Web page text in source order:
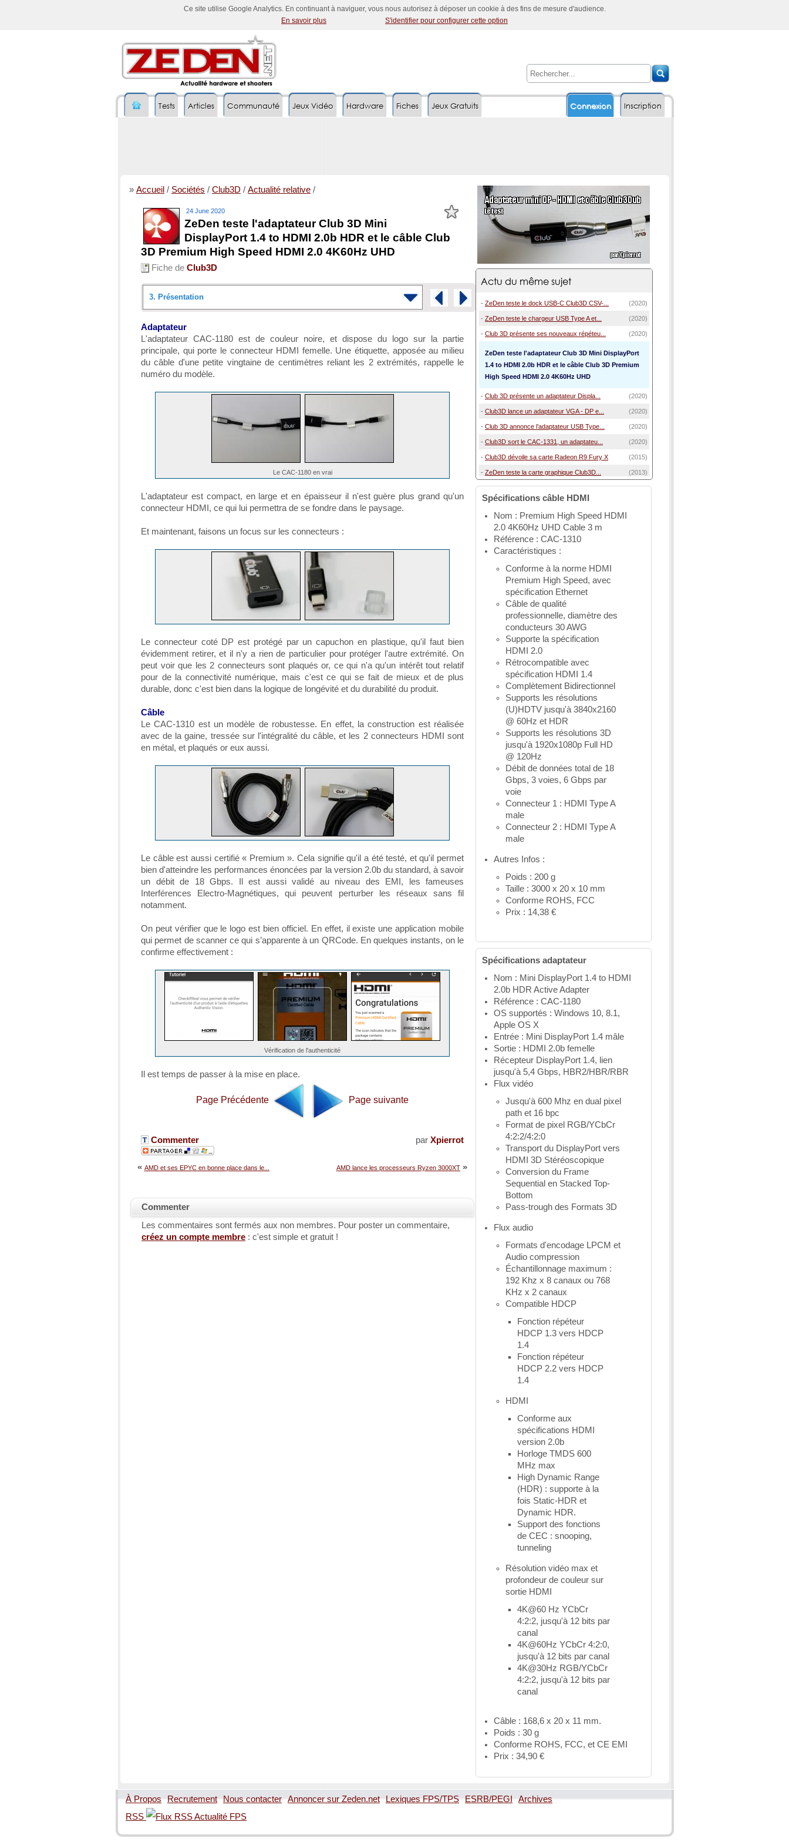
Ce site utilise Google Analytics. En continuant à naviguer, vous nous autorisez à déposer un cookie à des fins de mesure d'audience.
En savoir plus
S'identifier pour configurer cette option
Inscription
Tests Articles Communauté Jeux Vidéo Hardware Fiches Connexion
Jeux Gratuits
» Accueil / Sociétés / Club3D / Actualité relative /
24 June 2020
ZeDen teste l'adaptateur Club 3D Mini
DisplayPort 1.4 to HDMI 2.0b HDR et le câble Club
3D Premium High Speed HDMI 2.0 4K60Hz UHD
Fiche de Club3D
3. Présentation
Déballage
Présentation
Mise en place et ressenti
Adaptateur
L'adaptateur CAC-1180 est de couleur noire, et dispose du logo sur la partie
principale, qui porte le connecteur HDMI femelle. Une étiquette, apposée au milieu
du câble d'une petite vingtaine de centimètres reliant les 2 extrémités, rappelle le
numéro du modèle.
Le CAC-1180 en vrai
L'adaptateur est compact, en large et en épaisseur il n'est guère plus grand qu'un
connecteur HDMI, ce qui lui permettra de se fondre dans le paysage.
Et maintenant, faisons un focus sur les connecteurs :
Le connecteur coté DP est protégé par un capuchon en plastique, qu'il faut bien
évidemment retirer, et il n'y a rien de particulier pour protéger l'autre extrémité. On
peut voir que les 2 connecteurs sont plaqués or, ce qui n'a qu'un intérêt tout relatif
pour de la connectivité numérique, mais c'est ce qui se fait de mieux et de plus
durable, donc c'est bien dans la logique de longévité et du durabilité du produit.
Câble
Le CAC-1310 est un modèle de robustesse. En effet, la construction est réalisée
avec de la gaine, tressée sur l'intégralité du câble, et les 2 connecteurs HDMI sont
en métal, et plaqués or eux aussi.
Le câble est aussi certifié « Premium ». Cela signifie qu'il a été testé, et qu'il permet
bien d'atteindre les performances énoncées par la version 2.0b du standard, à savoir
un débit de 18 Gbps. Il est aussi validé au niveau des EMI, les fameuses
Interférences Electro-Magnétiques, qui peuvent perturber les réseaux sans fil
notamment.
On peut vérifier que le logo est bien officiel. En effet, il existe une application mobile
qui permet de scanner ce qui s’apparente à un QRCode. En quelques instants, on le
confirme effectivement :
Vérification de l'authenticité
Il est temps de passer à la mise en place.
Page Précédente Page suivante
par Xpierrot
Commenter
AMD lance les processeurs Ryzen 3000XT »
« AMD et ses EPYC en bonne place dans le...
Commenter
Les commentaires sont fermés aux non membres. Pour poster un commentaire,
créez un compte membre : c'est simple et gratuit !
Actu du même sujet
- ZeDen teste le dock USB-C Club3D CSV-... (2020)
- ZeDen teste le chargeur USB Type A et... (2020)
- Club 3D présente ses nouveaux répéteu... (2020)
ZeDen teste l'adaptateur Club 3D Mini DisplayPort
1.4 to HDMI 2.0b HDR et le câble Club 3D Premium
High Speed HDMI 2.0 4K60Hz UHD
- Club 3D présente un adaptateur Displa... (2020)
- Club3D lance un adaptateur VGA - DP e... (2020)
- Club 3D annonce l’adaptateur USB Type... (2020)
- Club3D sort le CAC-1331, un adaptateu... (2020)
- Club3D dévoile sa carte Radeon R9 Fury X (2015)
- ZeDen teste la carte graphique Club3D... (2013)
Spécifications câble HDMI
Nom : Premium High Speed HDMI
2.0 4K60Hz UHD Cable 3 m
Référence : CAC-1310
Caractéristiques :
Conforme à la norme HDMI
Premium High Speed, avec
spécification Ethernet
Câble de qualité
professionnelle, diamètre des
conducteurs 30 AWG
Supporte la spécification
HDMI 2.0
Rétrocompatible avec
spécification HDMI 1.4
Complètement Bidirectionnel
Supports les résolutions
(U)HDTV jusqu'à 3840x2160
@ 60Hz et HDR
Supports les résolutions 3D
jusqu'à 1920x1080p Full HD
@ 120Hz
Débit de données total de 18
Gbps, 3 voies, 6 Gbps par
voie
Connecteur 1 : HDMI Type A
male
Connecteur 2 : HDMI Type A
male
Autres Infos :
Poids : 200 g
Taille : 3000 x 20 x 10 mm
Conforme ROHS, FCC
Prix : 14,38 €
Spécifications adaptateur
Nom : Mini DisplayPort 1.4 to HDMI
2.0b HDR Active Adapter
Référence : CAC-1180
OS supportés : Windows 10, 8.1,
Apple OS X
Entrée : Mini DisplayPort 1.4 mâle
Sortie : HDMI 2.0b femelle
Récepteur DisplayPort 1.4, lien
jusqu'à 5,4 Gbps, HBR2/HBR/RBR
Flux vidéo
Jusqu'à 600 Mhz en dual pixel
path et 16 bpc
Format de pixel RGB/YCbCr
4:2:2/4:2:0
Transport du DisplayPort vers
HDMI 3D Stéréoscopique
Conversion du Frame
Sequential en Stacked Top-
Bottom
Pass-trough des Formats 3D
Flux audio
Formats d'encodage LPCM et
Audio compression
Échantillonnage maximum :
192 Khz x 8 canaux ou 768
KHz x 2 canaux
Compatible HDCP
Fonction répéteur
HDCP 1.3 vers HDCP
1.4
Fonction répéteur
HDCP 2.2 vers HDCP
1.4
HDMI
Conforme aux
spécifications HDMI
version 2.0b
Horloge TMDS 600
MHz max
High Dynamic Range
(HDR) : supporte à la
fois Static-HDR et
Dynamic HDR.
Support des fonctions
de CEC : snooping,
tunneling
Résolution vidéo max et
profondeur de couleur sur
sortie HDMI
4K@60 Hz YCbCr
4:2:2, jusqu'à 12 bits par
canal
4K@60Hz YCbCr 4:2:0,
jusqu'à 12 bits par canal
4K@30Hz RGB/YCbCr
4:2:2, jusqu'à 12 bits par
canal
Câble : 168,6 x 20 x 11 mm.
Poids : 30 g
Conforme ROHS, FCC, et CE EMI
Prix : 34,90 €
À Propos Recrutement Nous contacter Annoncer sur Zeden.net Lexiques FPS/TPS ESRB/PEGI
Archives
RSS